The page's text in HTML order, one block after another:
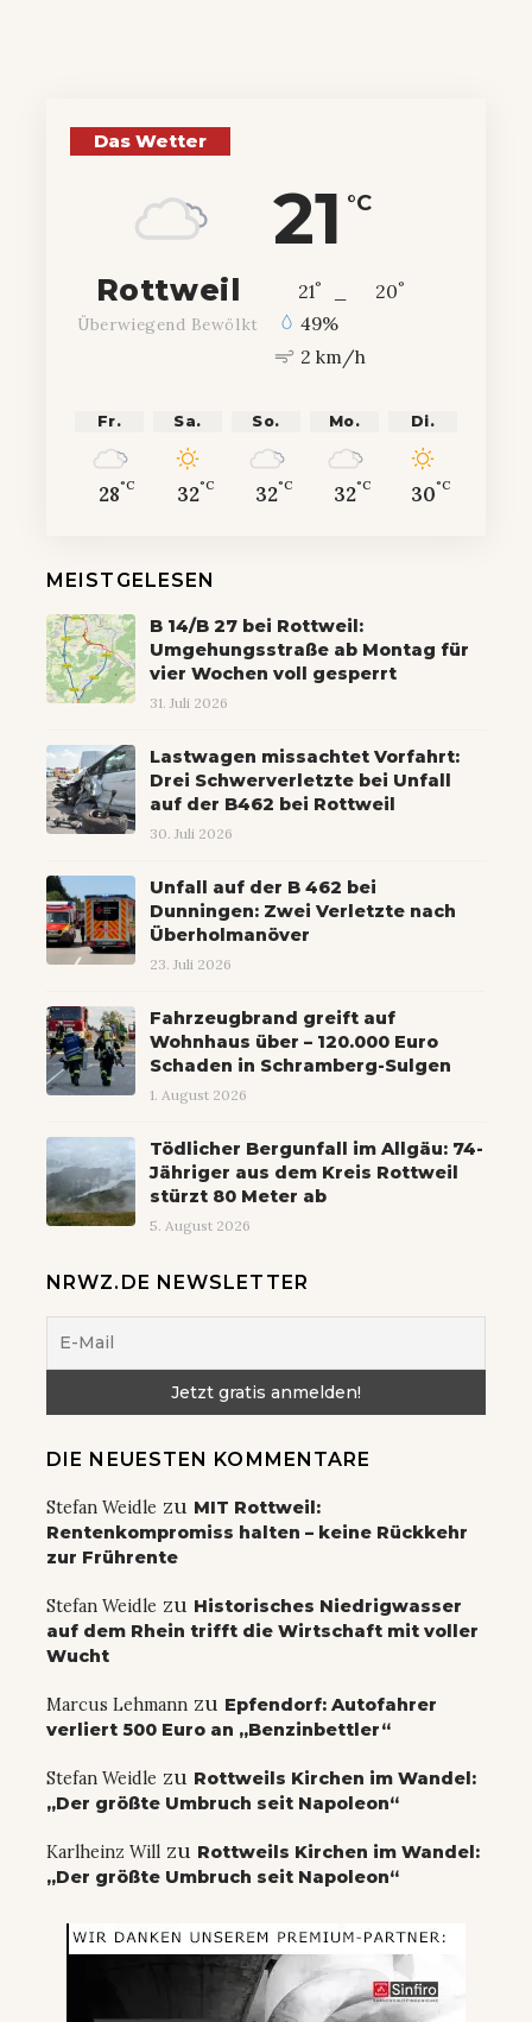
Das Wetter
21 °C
Rottweil
Überwiegend Bewölkt
21° 20°
49%
2 km/h
Fr.
28°C
Sa.
32°C
So.
32°C
Mo.
32°C
Di.
30°C
MEISTGELESEN
B 14/B 27 bei Rottweil:
Umgehungsstraße ab Montag für
vier Wochen voll gesperrt
31. Juli 2026
Lastwagen missachtet Vorfahrt:
Drei Schwerverletzte bei Unfall
auf der B462 bei Rottweil
30. Juli 2026
Unfall auf der B 462 bei
Dunningen: Zwei Verletzte nach
Überholmanöver
23. Juli 2026
Fahrzeugbrand greift auf
Wohnhaus über – 120.000 Euro
Schaden in Schramberg-Sulgen
1. August 2026
Tödlicher Bergunfall im Allgäu: 74-
Jähriger aus dem Kreis Rottweil
stürzt 80 Meter ab
5. August 2026
NRWZ.DE NEWSLETTER
DIE NEUESTEN KOMMENTARE
Stefan Weidle zu MIT Rottweil:
Rentenkompromiss halten – keine Rückkehr
zur Frührente
Stefan Weidle zu Historisches Niedrigwasser
auf dem Rhein trifft die Wirtschaft mit voller
Wucht
Marcus Lehmann zu Epfendorf: Autofahrer
verliert 500 Euro an „Benzinbettler“
Stefan Weidle zu Rottweils Kirchen im Wandel:
„Der größte Umbruch seit Napoleon“
Karlheinz Will zu Rottweils Kirchen im Wandel:
„Der größte Umbruch seit Napoleon“